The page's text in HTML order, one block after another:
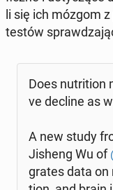
li się ich mózgom
testów
Does nu­tri­tion
ve decline as
A new study
Jisheng Wu of
gra­tes data